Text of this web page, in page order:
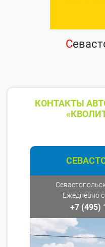
С
КОНТАКТЫ
Ежедневно
+7 (495)